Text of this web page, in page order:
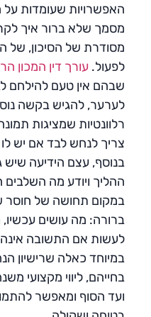
האפשרויות שעומדות
מסמך שלא ברור איך
מסודרת של הסיכון, של
לפעול. עורך דין המכון
שבהם אין טעם להילחם
לערער, להגיש בקשה
רלוונטיות שמציגות
צריך לנחש לבד אם יש
בנוסף, עצם הידיעה שיש
ההליך ויודע מה
במקום תחושה של חוסר
ברורה: מה עושים עכשיו,
לעשות אם התשובה אינה
במיוחד כאלה שרישיון
בחייהם, ליווי מקצועי
ועד הסוף ומאפשר